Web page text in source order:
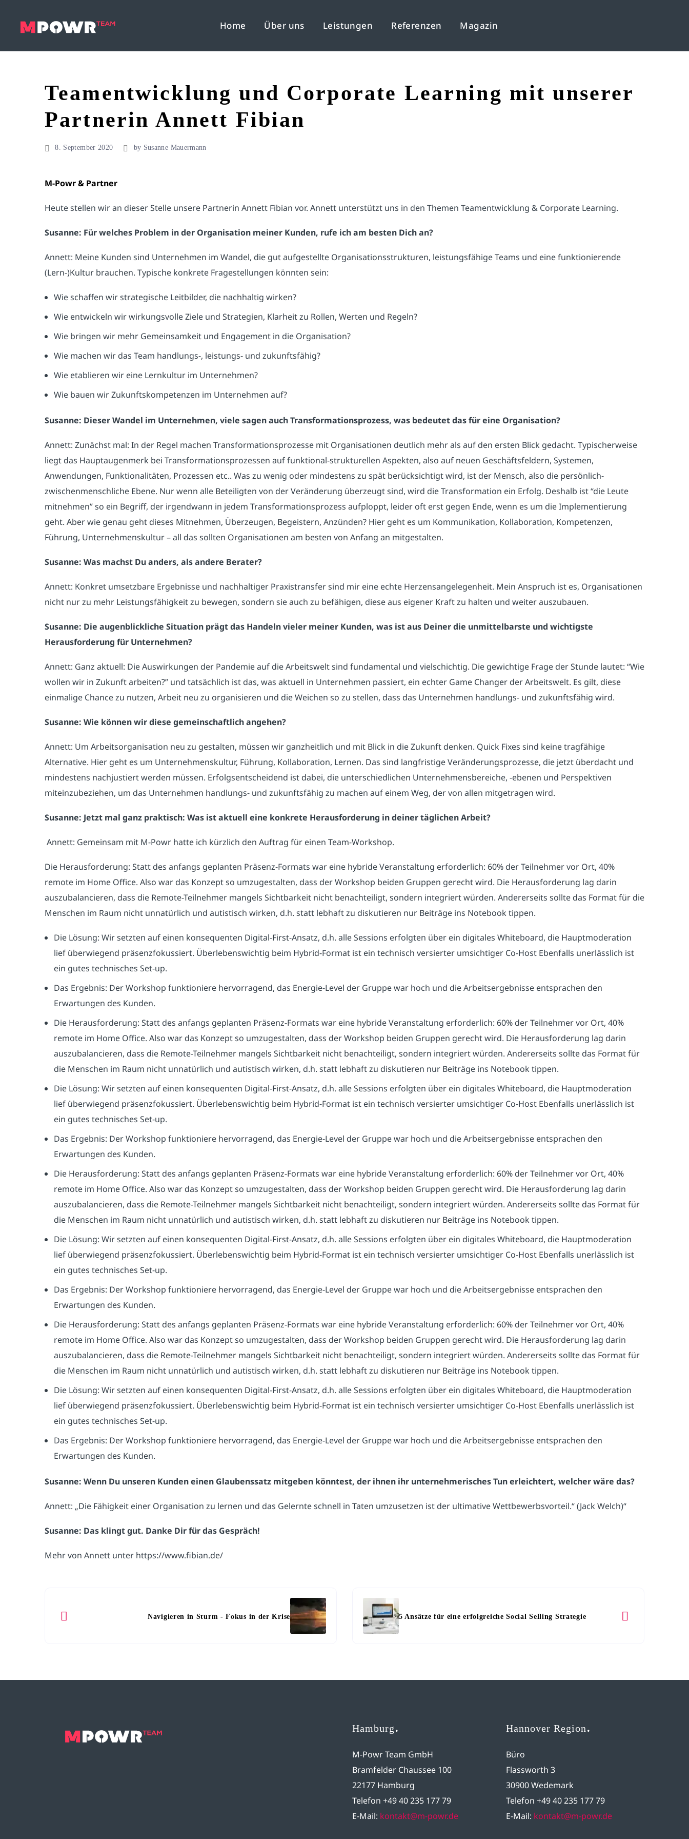
Home Über uns Leistungen Referenzen Magazin
Teamentwicklung und Corporate Learning mit unserer
Partnerin Annett Fibian
8. September 2020 by Susanne Mauermann
M-Powr & Partner
Heute stellen wir an dieser Stelle unsere Partnerin Annett Fibian vor. Annett unterstützt uns in den Themen Teamentwicklung & Corporate Learning.
Susanne: Für welches Problem in der Organisation meiner Kunden, rufe ich am besten Dich an?
Annett: Meine Kunden sind Unternehmen im Wandel, die gut aufgestellte Organisationsstrukturen, leistungsfähige Teams und eine funktionierende
(Lern-)Kultur brauchen. Typische konkrete Fragestellungen könnten sein:
Wie schaffen wir strategische Leitbilder, die nachhaltig wirken?
Wie entwickeln wir wirkungsvolle Ziele und Strategien, Klarheit zu Rollen, Werten und Regeln?
Wie bringen wir mehr Gemeinsamkeit und Engagement in die Organisation?
Wie machen wir das Team handlungs-, leistungs- und zukunftsfähig?
Wie etablieren wir eine Lernkultur im Unternehmen?
Wie bauen wir Zukunftskompetenzen im Unternehmen auf?
Susanne: Dieser Wandel im Unternehmen, viele sagen auch Transformationsprozess, was bedeutet das für eine Organisation?
Annett: Zunächst mal: In der Regel machen Transformationsprozesse mit Organisationen deutlich mehr als auf den ersten Blick gedacht. Typischerweise
liegt das Hauptaugenmerk bei Transformationsprozessen auf funktional-strukturellen Aspekten, also auf neuen Geschäftsfeldern, Systemen,
Anwendungen, Funktionalitäten, Prozessen etc.. Was zu wenig oder mindestens zu spät berücksichtigt wird, ist der Mensch, also die persönlich-
zwischenmenschliche Ebene. Nur wenn alle Beteiligten von der Veränderung überzeugt sind, wird die Transformation ein Erfolg. Deshalb ist “die Leute
mitnehmen” so ein Begriff, der irgendwann in jedem Transformationsprozess aufploppt, leider oft erst gegen Ende, wenn es um die Implementierung
geht. Aber wie genau geht dieses Mitnehmen, Überzeugen, Begeistern, Anzünden? Hier geht es um Kommunikation, Kollaboration, Kompetenzen,
Führung, Unternehmenskultur – all das sollten Organisationen am besten von Anfang an mitgestalten.
Susanne: Was machst Du anders, als andere Berater?
Annett: Konkret umsetzbare Ergebnisse und nachhaltiger Praxistransfer sind mir eine echte Herzensangelegenheit. Mein Anspruch ist es, Organisationen
nicht nur zu mehr Leistungsfähigkeit zu bewegen, sondern sie auch zu befähigen, diese aus eigener Kraft zu halten und weiter auszubauen.
Susanne: Die augenblickliche Situation prägt das Handeln vieler meiner Kunden, was ist aus Deiner die unmittelbarste und wichtigste
Herausforderung für Unternehmen?
Annett: Ganz aktuell: Die Auswirkungen der Pandemie auf die Arbeitswelt sind fundamental und vielschichtig. Die gewichtige Frage der Stunde lautet: “Wie
wollen wir in Zukunft arbeiten?” und tatsächlich ist das, was aktuell in Unternehmen passiert, ein echter Game Changer der Arbeitswelt. Es gilt, diese
einmalige Chance zu nutzen, Arbeit neu zu organisieren und die Weichen so zu stellen, dass das Unternehmen handlungs- und zukunftsfähig wird.
Susanne: Wie können wir diese gemeinschaftlich angehen?
Annett: Um Arbeitsorganisation neu zu gestalten, müssen wir ganzheitlich und mit Blick in die Zukunft denken. Quick Fixes sind keine tragfähige
Alternative. Hier geht es um Unternehmenskultur, Führung, Kollaboration, Lernen. Das sind langfristige Veränderungsprozesse, die jetzt überdacht und
mindestens nachjustiert werden müssen. Erfolgsentscheidend ist dabei, die unterschiedlichen Unternehmensbereiche, -ebenen und Perspektiven
miteinzubeziehen, um das Unternehmen handlungs- und zukunftsfähig zu machen auf einem Weg, der von allen mitgetragen wird.
Susanne: Jetzt mal ganz praktisch: Was ist aktuell eine konkrete Herausforderung in deiner täglichen Arbeit?
Annett: Gemeinsam mit M-Powr hatte ich kürzlich den Auftrag für einen Team-Workshop.
Die Herausforderung: Statt des anfangs geplanten Präsenz-Formats war eine hybride Veranstaltung erforderlich: 60% der Teilnehmer vor Ort, 40%
remote im Home Office. Also war das Konzept so umzugestalten, dass der Workshop beiden Gruppen gerecht wird. Die Herausforderung lag darin
auszubalancieren, dass die Remote-Teilnehmer mangels Sichtbarkeit nicht benachteiligt, sondern integriert würden. Andererseits sollte das Format für die
Menschen im Raum nicht unnatürlich und autistisch wirken, d.h. statt lebhaft zu diskutieren nur Beiträge ins Notebook tippen.
Die Lösung: Wir setzten auf einen konsequenten Digital-First-Ansatz, d.h. alle Sessions erfolgten über ein digitales Whiteboard, die Hauptmoderation
lief überwiegend präsenzfokussiert. Überlebenswichtig beim Hybrid-Format ist ein technisch versierter umsichtiger Co-Host Ebenfalls unerlässlich ist
ein gutes technisches Set-up.
Das Ergebnis: Der Workshop funktioniere hervorragend, das Energie-Level der Gruppe war hoch und die Arbeitsergebnisse entsprachen den
Erwartungen des Kunden.
Die Herausforderung: Statt des anfangs geplanten Präsenz-Formats war eine hybride Veranstaltung erforderlich: 60% der Teilnehmer vor Ort, 40%
remote im Home Office. Also war das Konzept so umzugestalten, dass der Workshop beiden Gruppen gerecht wird. Die Herausforderung lag darin
auszubalancieren, dass die Remote-Teilnehmer mangels Sichtbarkeit nicht benachteiligt, sondern integriert würden. Andererseits sollte das Format für
die Menschen im Raum nicht unnatürlich und autistisch wirken, d.h. statt lebhaft zu diskutieren nur Beiträge ins Notebook tippen.
Die Lösung: Wir setzten auf einen konsequenten Digital-First-Ansatz, d.h. alle Sessions erfolgten über ein digitales Whiteboard, die Hauptmoderation
lief überwiegend präsenzfokussiert. Überlebenswichtig beim Hybrid-Format ist ein technisch versierter umsichtiger Co-Host Ebenfalls unerlässlich ist
ein gutes technisches Set-up.
Das Ergebnis: Der Workshop funktioniere hervorragend, das Energie-Level der Gruppe war hoch und die Arbeitsergebnisse entsprachen den
Erwartungen des Kunden.
Die Herausforderung: Statt des anfangs geplanten Präsenz-Formats war eine hybride Veranstaltung erforderlich: 60% der Teilnehmer vor Ort, 40%
remote im Home Office. Also war das Konzept so umzugestalten, dass der Workshop beiden Gruppen gerecht wird. Die Herausforderung lag darin
auszubalancieren, dass die Remote-Teilnehmer mangels Sichtbarkeit nicht benachteiligt, sondern integriert würden. Andererseits sollte das Format für
die Menschen im Raum nicht unnatürlich und autistisch wirken, d.h. statt lebhaft zu diskutieren nur Beiträge ins Notebook tippen.
Die Lösung: Wir setzten auf einen konsequenten Digital-First-Ansatz, d.h. alle Sessions erfolgten über ein digitales Whiteboard, die Hauptmoderation
lief überwiegend präsenzfokussiert. Überlebenswichtig beim Hybrid-Format ist ein technisch versierter umsichtiger Co-Host Ebenfalls unerlässlich ist
ein gutes technisches Set-up.
Das Ergebnis: Der Workshop funktioniere hervorragend, das Energie-Level der Gruppe war hoch und die Arbeitsergebnisse entsprachen den
Erwartungen des Kunden.
Die Herausforderung: Statt des anfangs geplanten Präsenz-Formats war eine hybride Veranstaltung erforderlich: 60% der Teilnehmer vor Ort, 40%
remote im Home Office. Also war das Konzept so umzugestalten, dass der Workshop beiden Gruppen gerecht wird. Die Herausforderung lag darin
auszubalancieren, dass die Remote-Teilnehmer mangels Sichtbarkeit nicht benachteiligt, sondern integriert würden. Andererseits sollte das Format für
die Menschen im Raum nicht unnatürlich und autistisch wirken, d.h. statt lebhaft zu diskutieren nur Beiträge ins Notebook tippen.
Die Lösung: Wir setzten auf einen konsequenten Digital-First-Ansatz, d.h. alle Sessions erfolgten über ein digitales Whiteboard, die Hauptmoderation
lief überwiegend präsenzfokussiert. Überlebenswichtig beim Hybrid-Format ist ein technisch versierter umsichtiger Co-Host Ebenfalls unerlässlich ist
ein gutes technisches Set-up.
Das Ergebnis: Der Workshop funktioniere hervorragend, das Energie-Level der Gruppe war hoch und die Arbeitsergebnisse entsprachen den
Erwartungen des Kunden.
Susanne: Wenn Du unseren Kunden einen Glaubenssatz mitgeben könntest, der ihnen ihr unternehmerisches Tun erleichtert, welcher wäre das?
Annett: „Die Fähigkeit einer Organisation zu lernen und das Gelernte schnell in Taten umzusetzen ist der ultimative Wettbewerbsvorteil.“ (Jack Welch)“
Susanne: Das klingt gut. Danke Dir für das Gespräch!
Mehr von Annett unter https://www.fibian.de/
Navigieren in Sturm - Fokus in der Krise 5 Ansätze für eine erfolgreiche Social Selling Strategie
Hamburg
M-Powr Team GmbH
Bramfelder Chaussee 100
22177 Hamburg
Telefon +49 40 235 177 79
E-Mail: kontakt@m-powr.de
Hannover Region
Büro
Flassworth 3
30900 Wedemark
Telefon +49 40 235 177 79
E-Mail: kontakt@m-powr.de